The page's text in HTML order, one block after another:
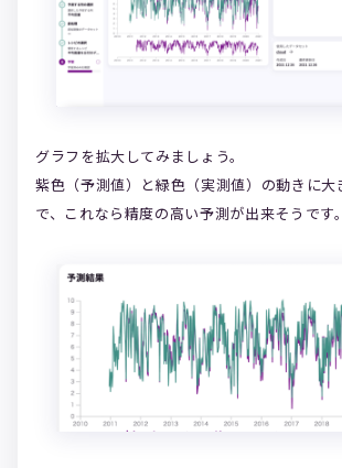
グラフを拡大してみましょう。
紫色（予測値）と緑色（実測値）の動きに大
で、これなら精度の高い予測が出来そうです。